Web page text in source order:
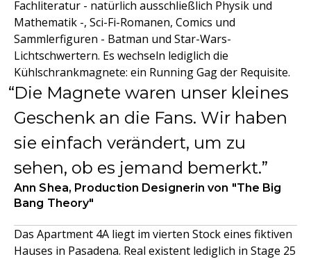
Fachliteratur - natürlich ausschließlich Physik und
Mathematik -, Sci-Fi-Romanen, Comics und
Sammlerfiguren - Batman und Star-Wars-
Lichtschwertern. Es wechseln lediglich die
Kühlschrankmagnete: ein Running Gag der Requisite.
Die Magnete waren unser kleines
Geschenk an die Fans. Wir haben
sie einfach verändert, um zu
sehen, ob es jemand bemerkt.
Ann Shea, Production Designerin von "The Big
Bang Theory"
Das Apartment 4A liegt im vierten Stock eines fiktiven
Hauses in Pasadena. Real existent lediglich in Stage 25